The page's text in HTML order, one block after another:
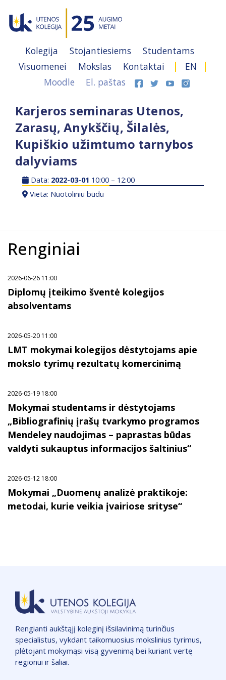
Kolegija Stojantiesiems
Studentams
Visuomenei
Mokslas Kontaktai
EN
Moodle
El. paštas
Karjeros seminaras Utenos,
Zarasų, Anykščių, Šilalės,
Kupiškio užimtumo tarnybos
dalyviams
Data: 2022-03-01 10:00 – 12:00
Vieta: Nuotoliniu būdu
Renginiai
2026-06-26 11:00
Diplomų įteikimo šventė kolegijos
absolventams
2026-05-20 11:00
LMT mokymai kolegijos dėstytojams apie
mokslo tyrimų rezultatų komercinimą
2026-05-19 18:00
Mokymai studentams ir dėstytojams
„Bibliografinių įrašų tvarkymo programos
Mendeley naudojimas – paprastas būdas
valdyti sukauptus informacijos šaltinius“
2026-05-12 18:00
Mokymai „Duomenų analizė praktikoje:
metodai, kurie veikia įvairiose srityse“
Rengianti aukštąjį koleginį išsilavinimą turinčius
specialistus, vykdant taikomuosius mokslinius tyrimus,
plėtojant mokymąsi visą gyvenimą bei kuriant vertę
regionui ir šaliai.